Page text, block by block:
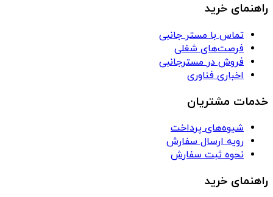
راهنمای خرید
تماس با مستر جانبی
فرصت‌های شغلی
فروش در مسترجانبی
اخباری فناوری
خدمات مشتریان
شیوه‌های پرداخت
رویه ارسال سفارش
نحوه ثبت سفارش
راهنمای خرید